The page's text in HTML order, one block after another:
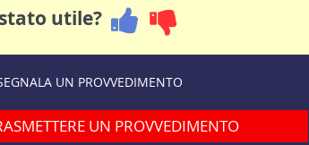
utile?
UN PROVVEDIMENTO
UN PROVVEDIMENTO